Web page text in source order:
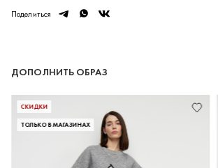
Поделиться telegramwhatsapp
vk
ДОПОЛНИТЬ ОБРАЗ
ТОЛЬКО В МАГАЗИНАХ